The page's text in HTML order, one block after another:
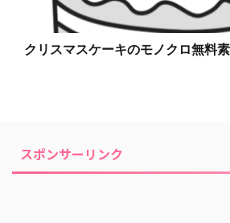
クリスマスケーキのモノクロ無料
スポンサーリンク